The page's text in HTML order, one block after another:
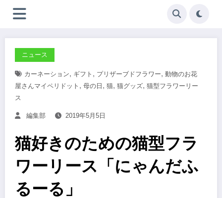
ニュース
カーネーション, ギフト , プリザーブドフラワー, 動物のお花
屋さんマイペリドット , 母の日 , 猫, 猫グッズ, 猫型フラワーリー
ス
編集部 2019年5月5日
猫好きのための猫型フラ
ワーリース「にゃんだふ
るーる」